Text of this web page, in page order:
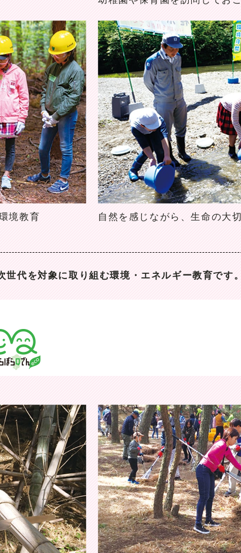
境教育
自然を感じながら、生命の大
代を対象に取り組む環境・エネルギー教育です。